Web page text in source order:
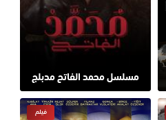
مسلسل محمد الفاتح مدبلج
فيلم